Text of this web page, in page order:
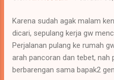
Karena sudah agak malam
dicari, sepulang kerja gw
Perjalanan pulang ke rumah
arah pancoran dan tebet, nah
berbarengan sama bapak2